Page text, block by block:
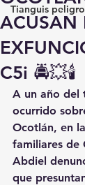
Tianguis
ACUSAN
C5i 🚔💥🕯️
A un año del
ocurrido
Ocotlán, en
familiares de
Abdiel
que